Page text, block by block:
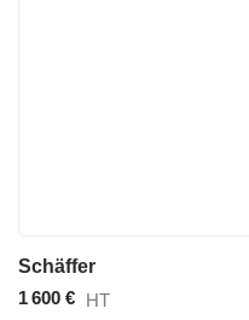
Schäffer
1 600 € HT